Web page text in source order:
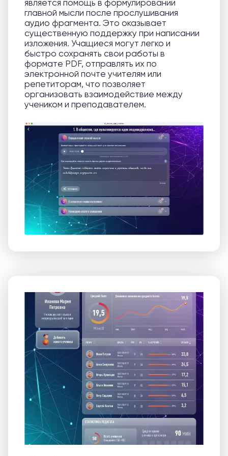
является помощь в формулировании
главной мысли после прослушивания
аудио фрагмента. Это оказывает
существенную поддержку при написании
изложения. Учащиеся могут легко и
быстро сохранять свои работы в
формате PDF, отправлять их по
электронной почте учителям или
репетиторам, что позволяет
организовать взаимодействие между
учеником и преподавателем.